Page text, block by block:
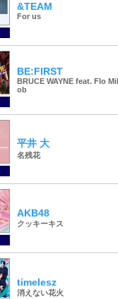
&TEAM
For us
BE:FIRST
BRUCE WAYNE feat. Flo
ob
平井 大
名残花
AKB48
クッキーキス
timelesz
消えない花火